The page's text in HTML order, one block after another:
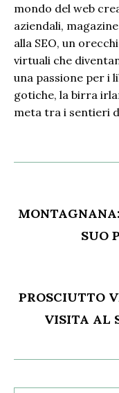
mondo del web
aziendali,
alla SEO, un
virtuali che
una passione per i
gotiche, la birra
meta tra i sentieri
SUO
PROSCIUTTO
VISITA AL